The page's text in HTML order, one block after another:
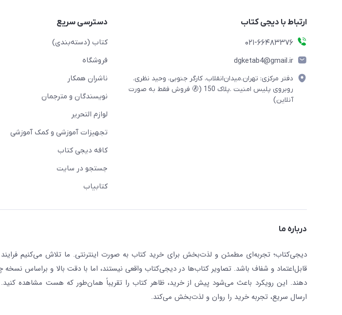
ارتباط با دیجی کتاب
021-66483376
dgketab4@gmail.ir
دفتر مرکزی: تهران.میدان‌انقلاب، کارگر جنوبی، وحید نظری.
روبروی پلیس امنیت .پلاک 150 (🚷 فروش فقط به صورت
آنلاین)
دسترسی سریع
کتاب (دسته‌بندی)
فروشگاه
ناشران همکار
نویسندگان و مترجمان
لوازم التحریر
تجهیزات آموزشی و کمک آموزشی
کافه دیجی کتاب
جستجو در سایت
کتابیاب
درباره ما
دیجی‌کتاب؛ تجربه‌ای مطمئن و لذت‌بخش برای خرید کتاب به صورت اینترنتی. ما تلاش می‌کنیم فرایند
قابل‌اعتماد و شفاف باشد. تصاویر کتاب‌ها در دیجی‌کتاب واقعی نیستند، اما با دقت بالا و براساس نسخه
دهند. این رویکرد باعث می‌شود پیش از خرید، ظاهر کتاب را تقریباً همان‌طور که هست مشاهده کنید.
ارسال سریع، تجربه خرید را روان و لذت‌بخش می‌کند.